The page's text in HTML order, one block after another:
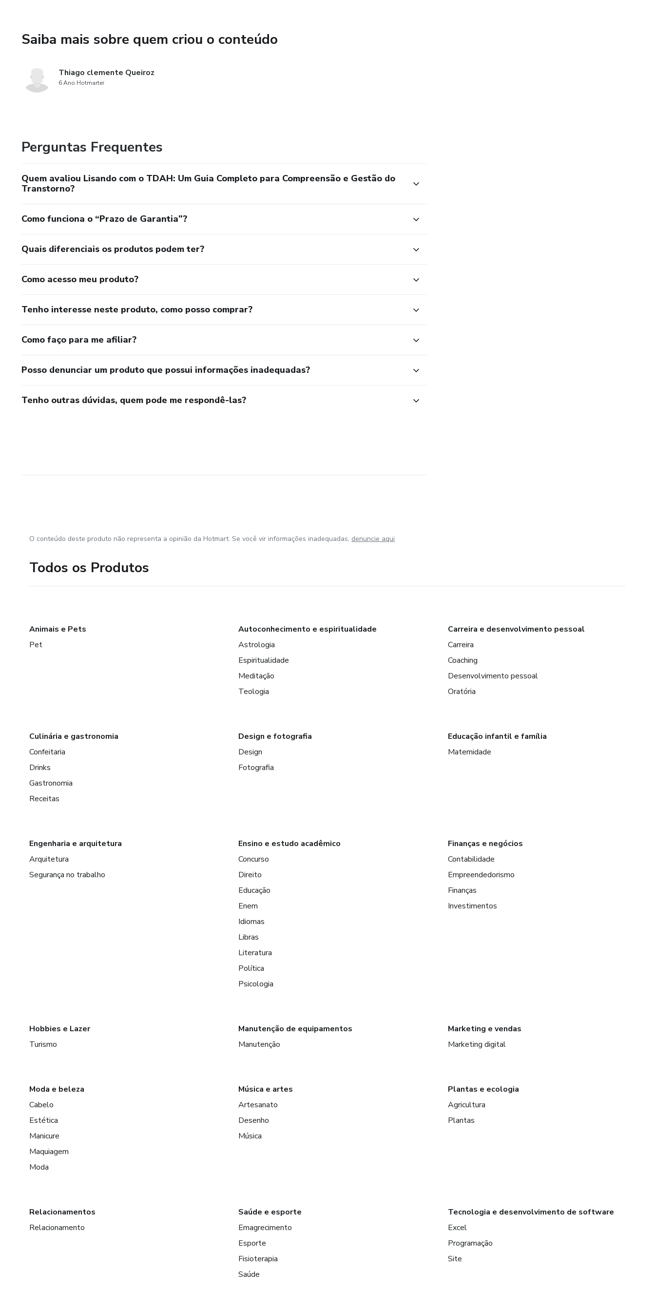
6. O papel da alimentação e do exercício: A importância de manter uma alimentação
emocional.
Saiba mais sobre quem criou o conteúdo
Thiago clemente Queiroz
6 Ano Hotmarter
Perguntas Frequentes
Quem avaliou Lisando com o TDAH: Um Guia Completo para Compreensão e Gestão do
Transtorno?
Como funciona o “Prazo de Garantia”?
Quais diferenciais os produtos podem ter?
Como acesso meu produto?
Tenho interesse neste produto, como posso comprar?
Como faço para me afiliar?
Posso denunciar um produto que possui informações inadequadas?
Tenho outras dúvidas, quem pode me respondê-las?
O conteúdo deste produto não representa a opinião da Hotmart. Se você vir informações inadequadas, denuncie aqui
Todos os Produtos
Animais e Pets
Pet
Autoconhecimento e espiritualidade
Astrologia
Espiritualidade
Meditação
Teologia
Carreira e desenvolvimento pessoal
Carreira
Coaching
Desenvolvimento pessoal
Oratória
Culinária e gastronomia
Confeitaria
Drinks
Gastronomia
Receitas
Design e fotografia
Design
Fotografia
Educação infantil e família
Maternidade
Engenharia e arquitetura
Arquitetura
Segurança no trabalho
Ensino e estudo acadêmico
Concurso
Direito
Educação
Enem
Idiomas
Libras
Literatura
Política
Psicologia
Finanças e negócios
Contabilidade
Empreendedorismo
Finanças
Investimentos
Hobbies e Lazer
Turismo
Manutenção de equipamentos
Manutenção
Marketing e vendas
Marketing digital
Moda e beleza
Cabelo
Estética
Manicure
Maquiagem
Moda
Música e artes
Artesanato
Desenho
Música
Plantas e ecologia
Agricultura
Plantas
Relacionamentos
Relacionamento
Saúde e esporte
Emagrecimento
Esporte
Fisioterapia
Saúde
Tecnologia e desenvolvimento de software
Excel
Programação
Site